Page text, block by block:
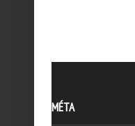
MÉTA